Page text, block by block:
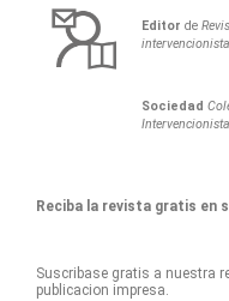
Editor de
intervencionista
Sociedad
Reciba la revista gratis en
Suscribase gratis a nuestra
publicacion impresa.